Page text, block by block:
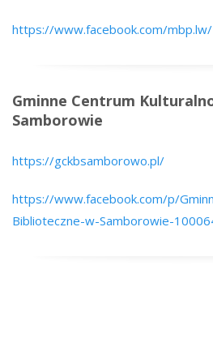
https://www.facebook.com/mbp.lw/
Gminne Centrum
Samborowie
https://gckbsamborowo.pl/
https://www.facebook.com/p/
Biblioteczne-w-Samborowie-